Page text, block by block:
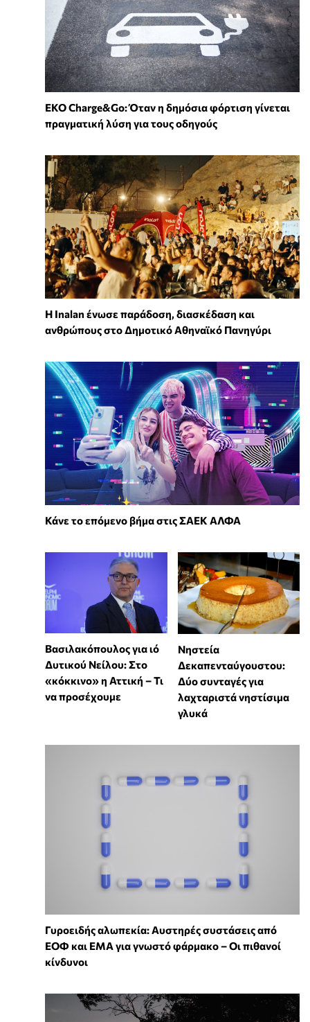
EKO Charge&Go: Όταν η δημόσια φόρτιση γίνεται
πραγματική λύση για τους οδηγούς
Η Inalan ένωσε παράδοση, διασκέδαση και
ανθρώπους στο Δημοτικό Αθηναϊκό Πανηγύρι
Κάνε το επόμενο βήμα στις ΣΑΕΚ ΑΛΦΑ
Βασιλακόπουλος για ιό
Δυτικού Νείλου: Στο
«κόκκινο» η Αττική – Τι
να προσέχουμε
Νηστεία
Δεκαπενταύγουστου:
Δύο συνταγές για
λαχταριστά νηστίσιμα
γλυκά
Γυροειδής αλωπεκία: Αυστηρές συστάσεις από
ΕΟΦ και EMA για γνωστό φάρμακο – Οι πιθανοί
κίνδυνοι